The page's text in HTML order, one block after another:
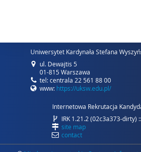
Uniwersytet Kardynała Stefana
ul. Dewajtis 5
01-815 Warszawa
tel: centrala 22 561 88 00
www: https://uksw.edu.pl/
Internetowa Rekrutacja
IRK 1.21.2 (02c3a373-dirty)
site map
contact